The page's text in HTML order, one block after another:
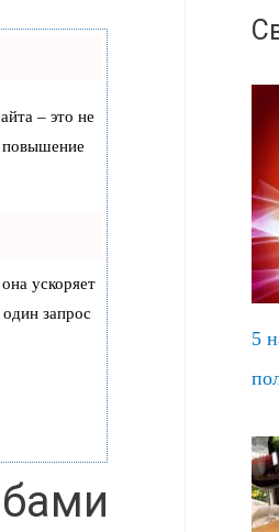
– это не
повышение
ускоряет
запрос
т
5